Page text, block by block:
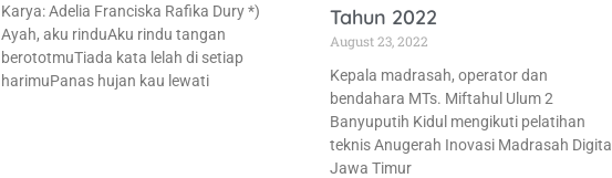
Karya: Adelia Franciska Rafika Dury *)
Ayah, aku rinduAku rindu tangan
berototmuTiada kata lelah di setiap
harimuPanas hujan kau lewati
Tahun 2022
August 23, 2022
Kepala madrasah, operator dan
bendahara MTs. Miftahul Ulum 2
Banyuputih Kidul mengikuti pelatihan
teknis Anugerah Inovasi Madrasah Digital
Jawa Timur